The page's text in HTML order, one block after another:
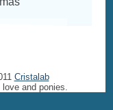
Cristalab
and ponies.